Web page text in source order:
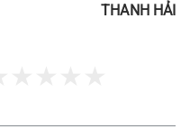
THANH HẢI